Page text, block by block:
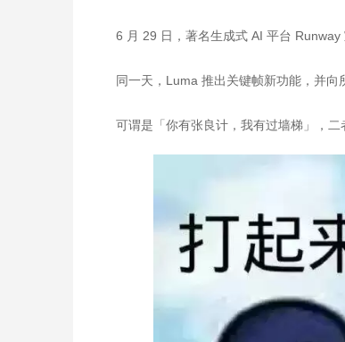
6 月 29 日，著名生成式 AI 平台 Runway
同一天，Luma 推出关键帧新功能，并向
可谓是「你有张良计，我有过墙梯」，二